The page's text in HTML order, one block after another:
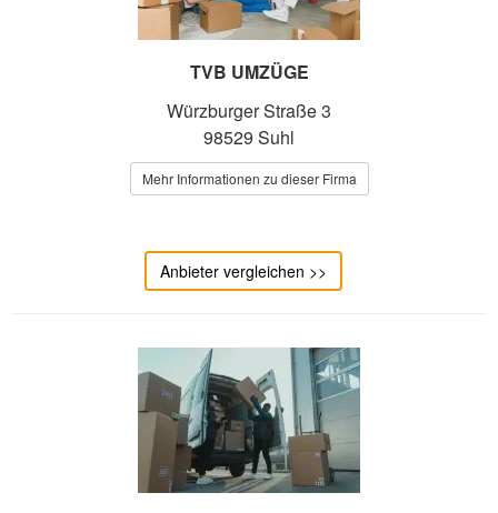
TVB UMZÜGE
Würzburger Straße 3
98529 Suhl
Mehr Informationen zu dieser Firma
Anbieter vergleichen >>